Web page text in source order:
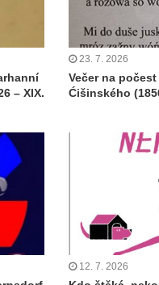
– XIX.
23. 7. 2026
Večer na
Ćišinského
12. 7. 2026